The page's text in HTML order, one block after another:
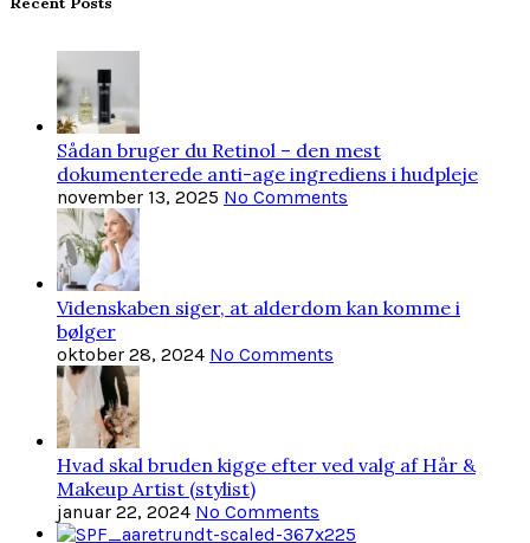
Sådan bruger du Retinol – den mest
dokumenterede anti-age ingrediens i hudpleje
november 13, 2025 No Comments
Videnskaben siger, at alderdom kan komme i
bølger
oktober 28, 2024 No Comments
Hvad skal bruden kigge efter ved valg af Hår &
Makeup Artist (stylist)
januar 22, 2024 No Comments